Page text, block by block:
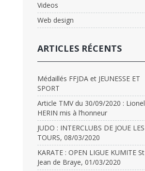
Videos
Web design
ARTICLES RÉCENTS
Médaillés FFJDA et JEUNESSE ET
SPORT
Article TMV du 30/09/2020 : Lionel
HERIN mis à l’honneur
JUDO : INTERCLUBS DE JOUE LES
TOURS, 08/03/2020
KARATE : OPEN LIGUE KUMITE St
Jean de Braye, 01/03/2020